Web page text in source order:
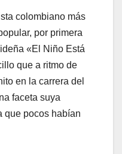
colombiano más
por primera
«El Niño Está
que a ritmo de
en la carrera del
faceta suya
que pocos habían